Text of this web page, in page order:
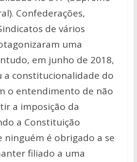
Confederações,
de vários
uma
em junho de 2018,
a constitucionalidade do
o entendimento de não
a imposição da
a Constituição
ninguém é obrigado a se
filiado a uma